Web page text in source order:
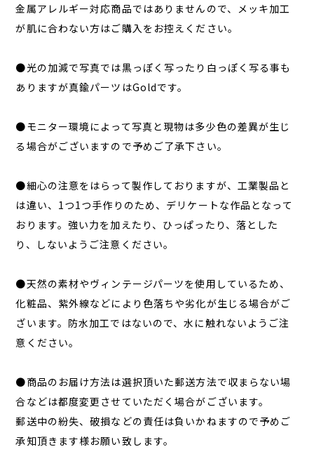
金属アレルギー対応商品ではありませんので、メッキ加工
が肌に合わない方はご購入をお控えください。
●光の加減で写真では黒っぽく写ったり白っぽく写る事も
ありますが真鍮パーツはGoldです。
●モニター環境によって写真と現物は多少色の差異が生じ
る場合がございますので予めご了承下さい。
●細心の注意をはらって製作しておりますが、工業製品と
は違い、1つ1つ手作りのため、デリケートな作品となって
おります。強い力を加えたり、ひっぱったり、落とした
り、しないようご注意ください。
●天然の素材やヴィンテージパーツを使用しているため、
化粧品、紫外線などにより色落ちや劣化が生じる場合がご
ざいます。防水加工ではないので、水に触れないようご注
意ください。
●商品のお届け方法は選択頂いた郵送方法で収まらない場
合などは都度変更させていただく場合がございます。
郵送中の紛失、破損などの責任は負いかねますので予めご
承知頂きます様お願い致します。